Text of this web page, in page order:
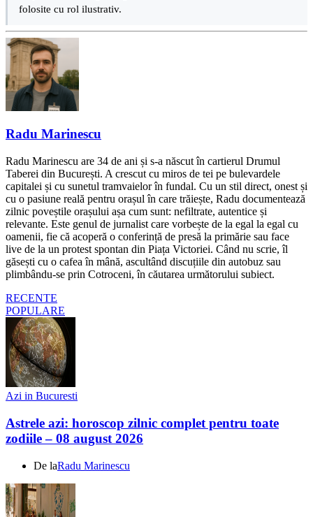
folosite cu rol ilustrativ.
Radu Marinescu
Radu Marinescu are 34 de ani și s-a născut în cartierul Drumul
Taberei din București. A crescut cu miros de tei pe bulevardele
capitalei și cu sunetul tramvaielor în fundal. Cu un stil direct, onest și
cu o pasiune reală pentru orașul în care trăiește, Radu documentează
zilnic poveștile orașului așa cum sunt: nefiltrate, autentice și
relevante. Este genul de jurnalist care vorbește de la egal la egal cu
oamenii, fie că acoperă o conferință de presă la primărie sau face
live de la un protest spontan din Piața Victoriei. Când nu scrie, îl
găsești cu o cafea în mână, ascultând discuțiile din autobuz sau
plimbându-se prin Cotroceni, în căutarea următorului subiect.
RECENTE
POPULARE
Azi in Bucuresti
Astrele azi: horoscop zilnic complet pentru toate
zodiile – 08 august 2026
De laRadu Marinescu